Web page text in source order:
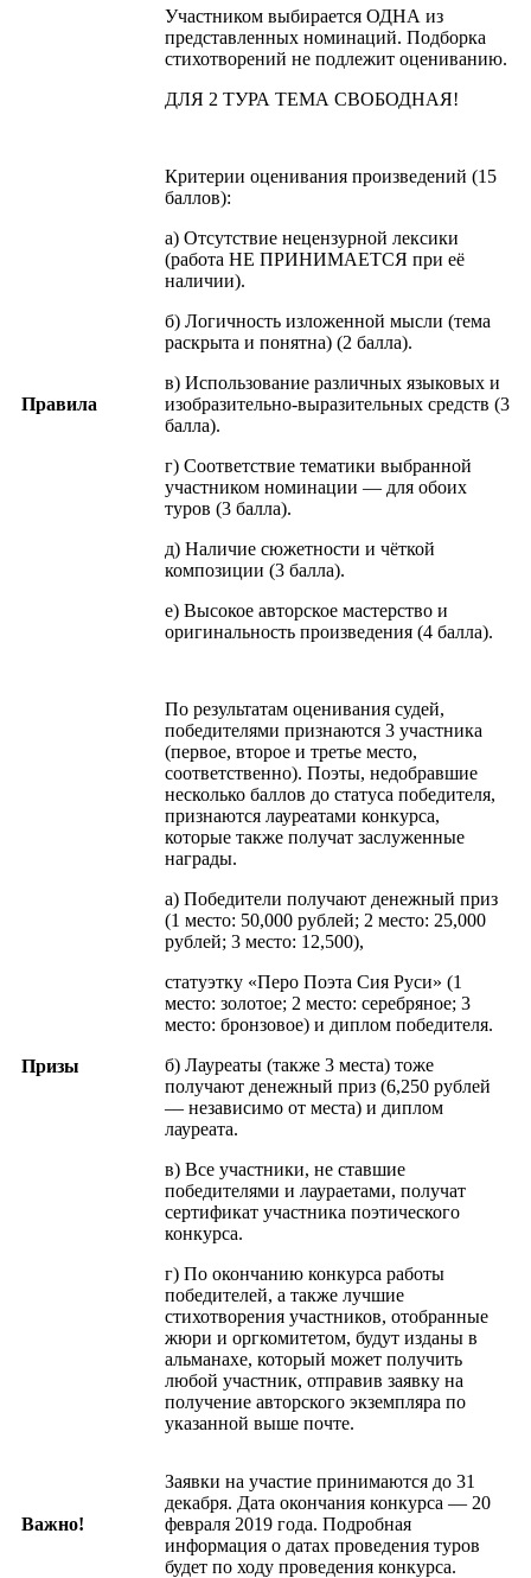
Участником выбирается ОДНА из
представленных номинаций. Подборка
стихотворений не подлежит оцениванию.
ДЛЯ 2 ТУРА ТЕМА СВОБОДНАЯ!
Правила
Критерии оценивания произведений (15
баллов):
а) Отсутствие нецензурной лексики
(работа НЕ ПРИНИМАЕТСЯ при её
наличии).
б) Логичность изложенной мысли (тема
раскрыта и понятна) (2 балла).
в) Использование различных языковых и
изобразительно-выразительных средств (3
балла).
г) Соответствие тематики выбранной
участником номинации — для обоих
туров (3 балла).
д) Наличие сюжетности и чёткой
композиции (3 балла).
е) Высокое авторское мастерство и
оригинальность произведения (4 балла).
Призы
По результатам оценивания судей,
победителями признаются 3 участника
(первое, второе и третье место,
соответственно). Поэты, недобравшие
несколько баллов до статуса победителя,
признаются лауреатами конкурса,
которые также получат заслуженные
награды.
а) Победители получают денежный приз
(1 место: 50,000 рублей; 2 место: 25,000
рублей; 3 место: 12,500),
статуэтку «Перо Поэта Сия Руси» (1
место: золотое; 2 место: серебряное; 3
место: бронзовое) и диплом победителя.
б) Лауреаты (также 3 места) тоже
получают денежный приз (6,250 рублей
–– независимо от места) и диплом
лауреата.
в) Все участники, не ставшие
победителями и лаураетами, получат
сертификат участника поэтического
конкурса.
г) По окончанию конкурса работы
победителей, а также лучшие
стихотворения участников, отобранные
жюри и оргкомитетом, будут изданы в
альманахе, который может получить
любой участник, отправив заявку на
получение авторского экземпляра по
указанной выше почте.
Важно!
Заявки на участие принимаются до 31
декабря. Дата окончания конкурса — 20
февраля 2019 года. Подробная
информация о датах проведения туров
будет по ходу проведения конкурса.